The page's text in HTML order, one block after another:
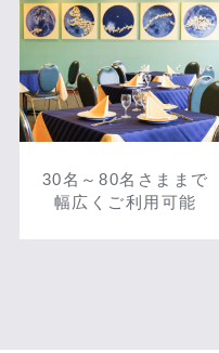
30名～80名さままで
幅広くご利用可能